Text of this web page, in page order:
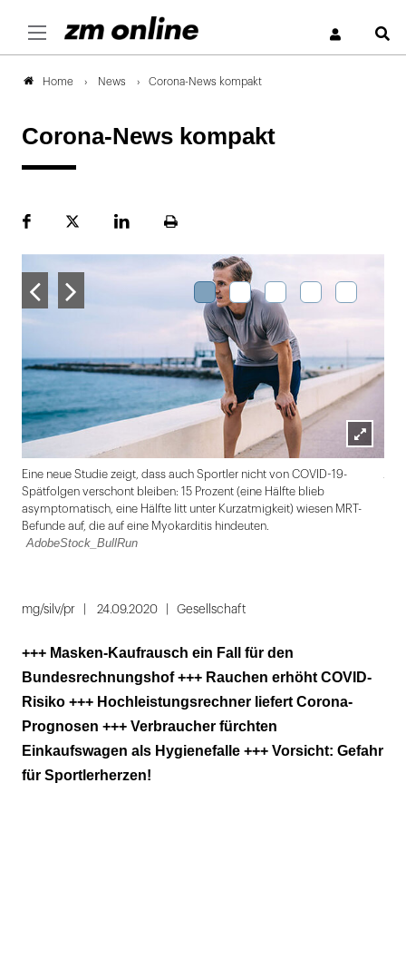
Home News Corona-News kompakt
Corona-News kompakt
FacebookPlattformLinekdInSeite
Lightbox
öffnen
Eine neue Studie zeigt, dass auch Sportler nicht von COVID-19-
Spätfolgen verschont bleiben: 15 Prozent (eine Hälfte blieb
asymptomatisch, eine Hälfte litt unter Kurzatmigkeit) wiesen MRT-
Befunde auf, die auf eine Myokarditis hindeuten.
AdobeStock_BullRun
1
5
mg/silv/pr 24.09.2020 Gesellschaft
+++ Masken-Kaufrausch ein Fall für den
Bundesrechnungshof +++ Rauchen erhöht COVID-
Risiko +++ Hochleistungsrechner liefert Corona-
Prognosen +++ Verbraucher fürchten
Einkaufswagen als Hygienefalle +++ Vorsicht: Gefahr
für Sportlerherzen!